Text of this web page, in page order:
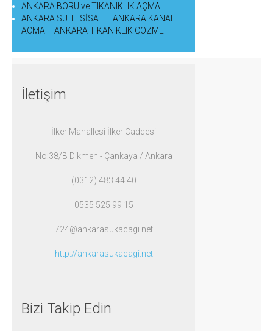
ANKARA BORU ve TIKANIKLIK AÇMA
ANKARA SU TESİSAT – ANKARA KANAL
AÇMA – ANKARA TIKANIKLIK ÇÖZME
İletişim
İlker Mahallesi İlker Caddesi
No:38/B Dikmen - Çankaya / Ankara
(0312) 483 44 40
0535 525 99 15
724@ankarasukacagi.net
http://ankarasukacagi.net
Bizi Takip Edin